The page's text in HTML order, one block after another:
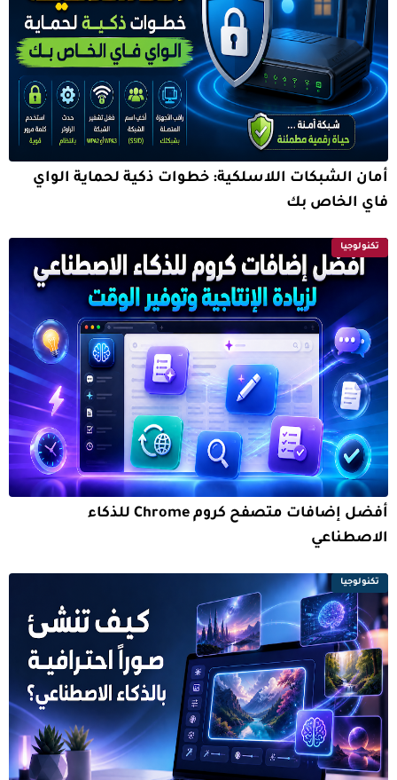
أمان الشبكات اللاسلكية: خطوات ذكية لحماية الواي
فاي الخاص بك
تكنولوجيا
أفضل إضافات متصفح كروم Chrome للذكاء
الاصطناعي
تكنولوجيا